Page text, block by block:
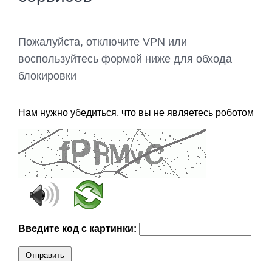
Пожалуйста, отключите VPN или
воспользуйтесь формой ниже для обхода
блокировки
Нам нужно убедиться, что вы не являетесь роботом
Введите код с картинки:
Отправить